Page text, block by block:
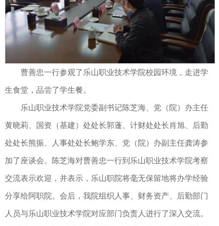
曹善忠一行参观了乐山职业技术学院校园环境，走进学
生食堂，品尝了学生餐。
乐山职业技术学院党委副书记陈芝海、党（院）办主任
黄晓莉、国资（基建）处处长郭蓬、计财处处长肖旭、后勤
处处长熊振、人事处处长鲍学东、党（院）办副主任龚涛参
加了座谈会。陈芝海对曹善忠一行到乐山职业技术学院考察
交流表示欢迎，并表示，乐山职院将毫无保留地将办学经验
分享给阿职院。会后，我院组织人事、财务资产、后勤部门
人员与乐山职业技术学院对应部门负责人进行了深入交流。